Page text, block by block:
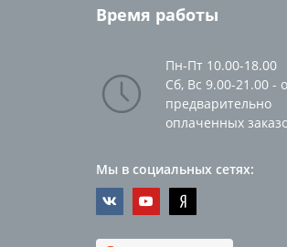
Время работы
Пн-Пт 10.00-18.00
Сб, Вс 9.00-21.00 -
предварительно
оплаченных
Мы в социальных сетях: